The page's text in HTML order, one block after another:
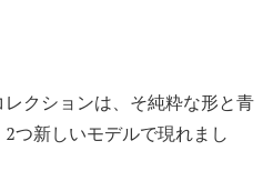
クションは、そ純粋な形と青
つ新しいモデルで現れまし